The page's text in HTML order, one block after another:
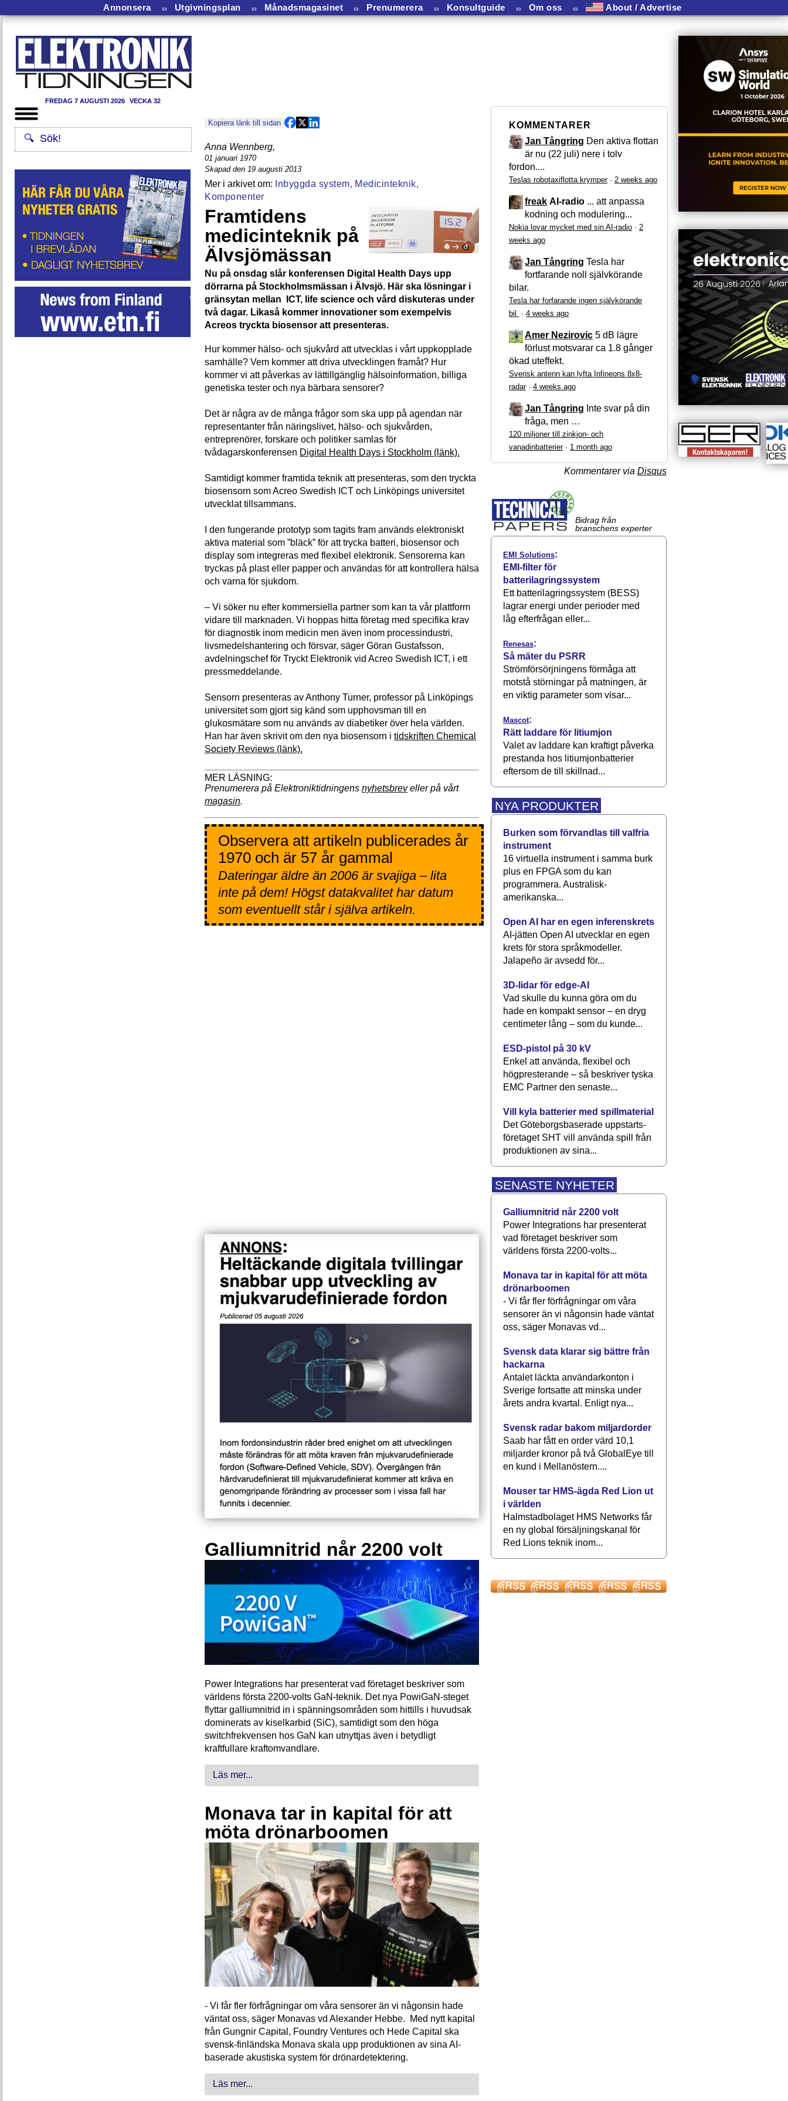
Annonsera ⏛ Utgivningsplan ⏛ Månadsmagasinet ⏛ Prenumerera ⏛ Konsultguide ⏛ Om oss ⏛ About / Advertise
FREDAG 7 AUGUSTI 2026 VECKA 32
Kopiera länk till sidan
Anna Wennberg,
01 januari 1970
Skapad den 19 augusti 2013
Inbyggda system, Medicinteknik,
Komponenter
Framtidens
medicinteknik på
Älvsjömässan
Nu på onsdag slår konferensen Digital Health Days upp
dörrarna på Stockholmsmässan i Älvsjö. Här ska lösningar i
gränsytan mellan ICT, life science och vård diskuteras under
två dagar. Likaså kommer innovationer som exempelvis
Acreos tryckta biosensor att presenteras.
Hur kommer hälso- och sjukvård att utvecklas i vårt uppkopplade
samhälle? Vem kommer att driva utvecklingen framåt? Hur
kommer vi att påverkas av lättillgänglig hälsoinformation, billiga
genetiska tester och nya bärbara sensorer?
Det är några av de många frågor som ska upp på agendan när
representanter från näringslivet, hälso- och sjukvården,
entreprenörer, forskare och politiker samlas för
tvådagarskonferensen Digital Health Days i Stockholm (länk).
Samtidigt kommer framtida teknik att presenteras, som den tryckta
biosensorn som Acreo Swedish ICT och Linköpings universitet
utvecklat tillsammans.
I den fungerande prototyp som tagits fram används elektroniskt
aktiva material som ”bläck” för att trycka batteri, biosensor och
display som integreras med flexibel elektronik. Sensorerna kan
tryckas på plast eller papper och användas för att kontrollera hälsa
och varna för sjukdom.
– Vi söker nu efter kommersiella partner som kan ta vår plattform
vidare till marknaden. Vi hoppas hitta företag med specifika krav
för diagnostik inom medicin men även inom processindustri,
livsmedelshantering och försvar, säger Göran Gustafsson,
avdelningschef för Tryckt Elektronik vid Acreo Swedish ICT, i ett
pressmeddelande.
Sensorn presenteras av Anthony Turner, professor på Linköpings
universitet som gjort sig känd som upphovsman till en
glukosmätare som nu används av diabetiker över hela världen.
Han har även skrivit om den nya biosensorn i tidskriften Chemical
Society Reviews (länk).
Prenumerera på Elektroniktidningens nyhetsbreveller på vårt
magasin.
Observera att artikeln publicerades år
1970 och är 57 år gammal
Dateringar äldre än 2006 är svajiga – lita
inte på dem! Högst datakvalitet har datum
som eventuellt står i själva artikeln.
Galliumnitrid når 2200 volt
Power Integrations har presenterat vad företaget beskriver som
världens första 2200-volts GaN-teknik. Det nya PowiGaN-steget
flyttar galliumnitrid in i spänningsområden som hittills i huvudsak
dominerats av kiselkarbid (SiC), samtidigt som den höga
switchfrekvensen hos GaN kan utnyttjas även i betydligt
kraftfullare kraftomvandlare.
Läs mer...
Monava tar in kapital för att
möta drönarboomen
- Vi får fler förfrågningar om våra sensorer än vi någonsin hade
väntat oss, säger Monavas vd Alexander Hebbe. Med nytt kapital
från Gungnir Capital, Foundry Ventures och Hede Capital ska
svensk-finländska Monava skala upp produktionen av sina AI-
baserade akustiska system för drönardetektering.
Läs mer...
KOMMENTARER
Jan Tångring Den aktiva flottan
är nu (22 juli) nere i tolv
fordon....
Teslas robotaxiflotta krymper· 2 weeks ago
freak AI-radio ... att anpassa
kodning och modulering...
Nokia lovar mycket med sin AI-radio · 2
weeks ago
Jan Tångring Tesla har
fortfarande noll självkörande
bilar.
Tesla har forfarande ingen självkörande
bil
· 4 weeks ago
Amer Nezirovic 5 dB lägre
förlust motsvarar ca 1.8 gånger
ökad uteffekt.
Svensk antenn kan lyfta Infineons 8x8-
radar· 4 weeks ago
Jan Tångring Inte svar på din
fråga, men …
120 miljoner till zinkjon- och
vanadinbatterier· 1 month ago
Kommentarer via Disqus
Bidrag från
branschens experter
EMI Solutions:
EMI-filter för
batterilagringssystem
Ett batterilagringssystem (BESS)
lagrar energi under perioder med
låg efterfrågan eller...
Renesas:
Så mäter du PSRR
Strömförsörjningens förmåga att
motstå störningar på matningen, är
en viktig parameter som visar...
Mascot:
Rätt laddare för litiumjon
Valet av laddare kan kraftigt påverka
prestanda hos litiumjonbatterier
eftersom de till skillnad...
NYA PRODUKTER
Burken som förvandlas till valfria
instrument
16 virtuella instrument i samma burk
plus en FPGA som du kan
programmera. Australisk-
amerikanska...
Open AI har en egen inferenskrets
AI-jätten Open AI utvecklar en egen
krets för stora språkmodeller.
Jalapeño är avsedd för...
3D-lidar för edge-AI
Vad skulle du kunna göra om du
hade en kompakt sensor – en dryg
centimeter lång – som du kunde...
ESD-pistol på 30 kV
Enkel att använda, flexibel och
högpresterande – så beskriver tyska
EMC Partner den senaste...
Vill kyla batterier med spillmaterial
Det Göteborgsbaserade upp­starts­
företaget SHT vill använda spill från
produktionen av sina...
SENASTE NYHETER
Galliumnitrid når 2200 volt
Power Integrations har presenterat
vad företaget beskriver som
världens första 2200-volts...
Monava tar in kapital för att möta
drönarboomen
- Vi får fler förfrågningar om våra
sensorer än vi någonsin hade väntat
oss, säger Monavas vd...
Svensk data klarar sig bättre från
hackarna
Antalet läckta användarkonton i
Sverige fortsatte att minska under
årets andra kvartal. Enligt nya...
Svensk radar bakom miljardorder
Saab har fått en order värd 10,1
miljarder kronor på två GlobalEye till
en kund i Mellanöstern....
Mouser tar HMS-ägda Red Lion ut
i världen
Halmstadbolaget HMS Networks får
en ny global försäljningskanal för
Red Lions teknik inom...